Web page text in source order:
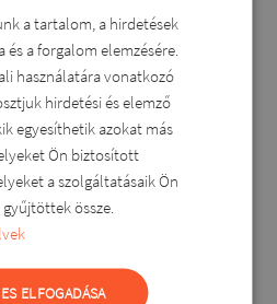
16.800 Ft 9.900 Ft
HUNGARIAN
ROMANIAN
ENGLISH
DUTCH
a tartalom, a hirdetések
és a forgalom elemzésére.
használatára vonatkozó
hirdetési és elemző
egyesíthetik azokat más
Ön biztosított
a szolgáltatásaik Ön
össze.
ELFOGADÁSA